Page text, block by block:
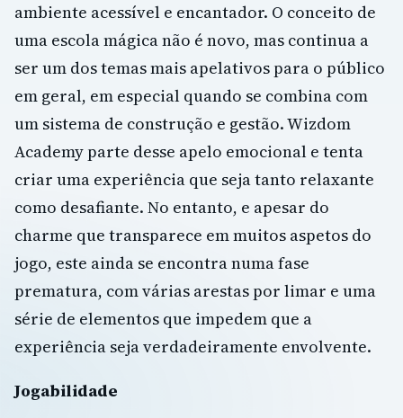
ambiente acessível e encantador. O conceito de
uma escola mágica não é novo, mas continua a
ser um dos temas mais apelativos para o público
em geral, em especial quando se combina com
um sistema de construção e gestão. Wizdom
Academy parte desse apelo emocional e tenta
criar uma experiência que seja tanto relaxante
como desafiante. No entanto, e apesar do
charme que transparece em muitos aspetos do
jogo, este ainda se encontra numa fase
prematura, com várias arestas por limar e uma
série de elementos que impedem que a
experiência seja verdadeiramente envolvente.
Jogabilidade